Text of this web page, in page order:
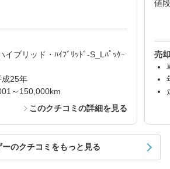
イブリッド・ﾊｲﾌﾞﾘｯﾄﾞ-S_Lﾊﾟｯｹｰ
25年
～150,000km
このクチコミの詳細を見る
値
売
ーのクチコミをもっと見る